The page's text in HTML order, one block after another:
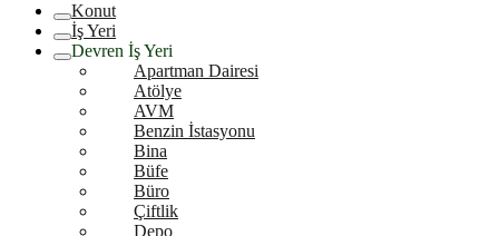
Konut
İş Yeri
Devren İş Yeri
Apartman Dairesi
Atölye
AVM
Benzin İstasyonu
Bina
Büfe
Büro
Çiftlik
Depo